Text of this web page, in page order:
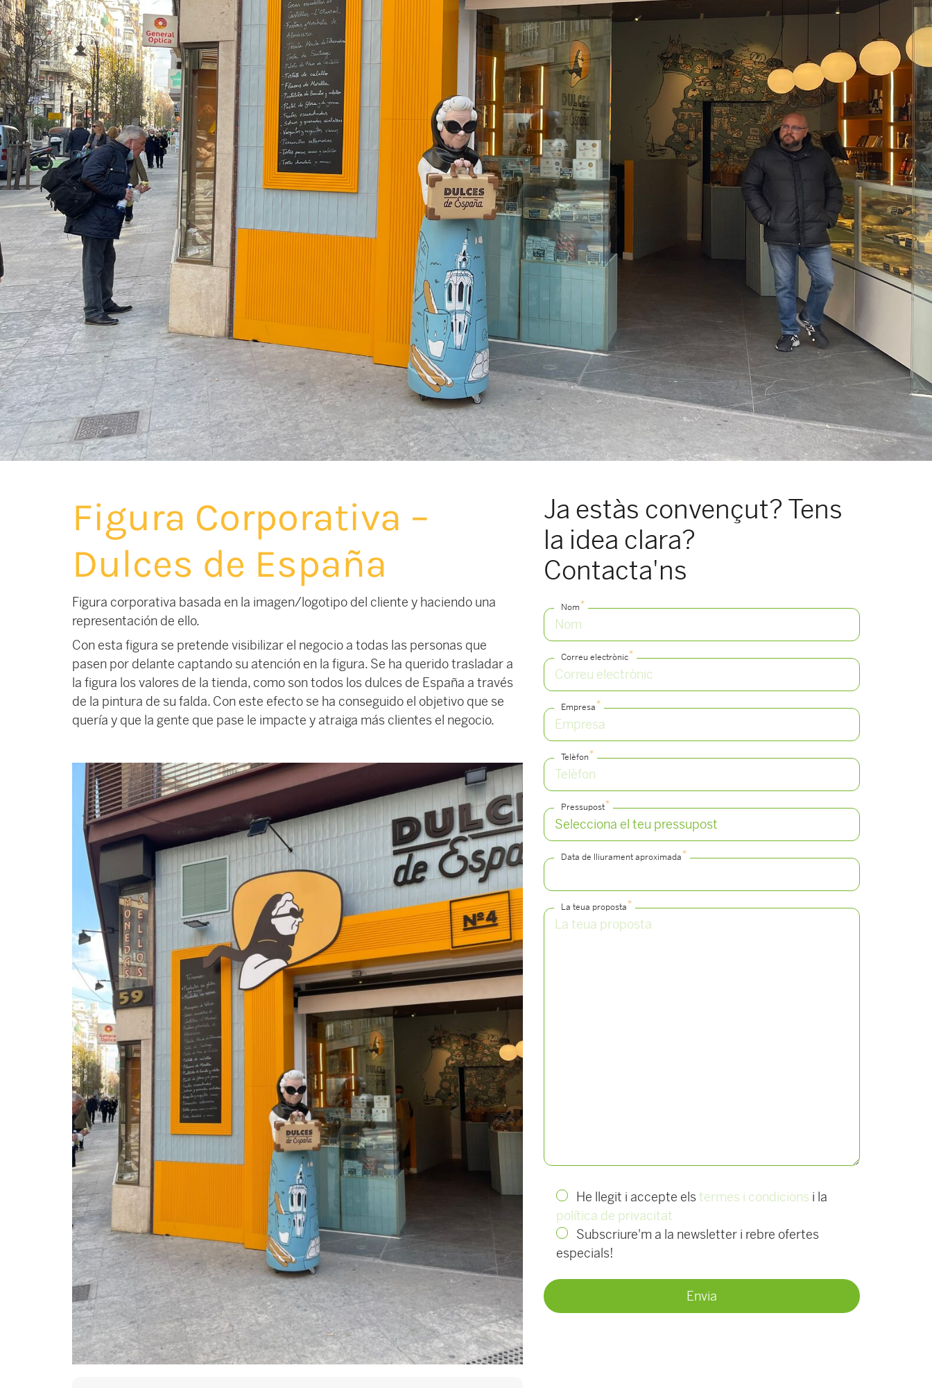
Figura Corporativa –
Dulces de España
Figura corporativa basada en la imagen/logotipo del cliente y haciendo una
representación de ello.
Con esta figura se pretende visibilizar el negocio a todas las personas que
pasen por delante captando su atención en la figura. Se ha querido trasladar a
la figura los valores de la tienda, como son todos los dulces de España a través
de la pintura de su falda. Con este efecto se ha conseguido el objetivo que se
quería y que la gente que pase le impacte y atraiga más clientes el negocio.
Ja estàs convençut? Tens
la idea clara?
Contacta'ns
Nom*
Correu electrònic*
Empresa*
Telèfon*
Pressupost*
Data de lliurament aproximada*
La teua proposta*
He llegit i accepte elstermes i condicions i la
política de privacitat
Subscriure'm a la newsletter i rebre ofertes
especials!